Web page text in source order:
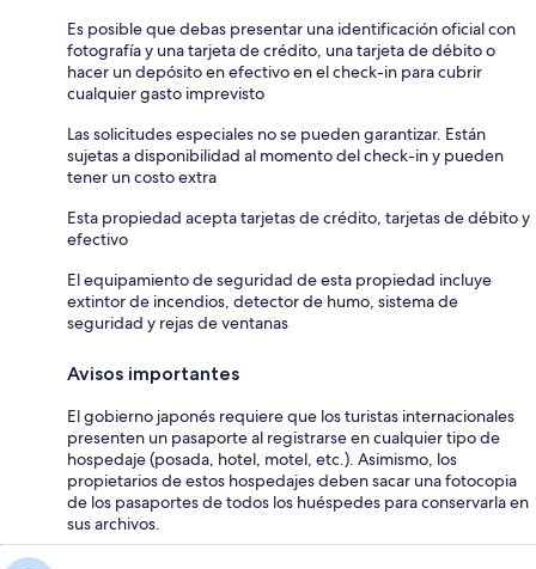
Es posible que debas presentar una identificación oficial con
fotografía y una tarjeta de crédito, una tarjeta de débito o
hacer un depósito en efectivo en el check-in para cubrir
cualquier gasto imprevisto
Las solicitudes especiales no se pueden garantizar. Están
sujetas a disponibilidad al momento del check-in y pueden
tener un costo extra
Esta propiedad acepta tarjetas de crédito, tarjetas de débito y
efectivo
El equipamiento de seguridad de esta propiedad incluye
extintor de incendios, detector de humo, sistema de
seguridad y rejas de ventanas
Avisos importantes
El gobierno japonés requiere que los turistas internacionales
presenten un pasaporte al registrarse en cualquier tipo de
hospedaje (posada, hotel, motel, etc.). Asimismo, los
propietarios de estos hospedajes deben sacar una fotocopia
de los pasaportes de todos los huéspedes para conservarla en
sus archivos.